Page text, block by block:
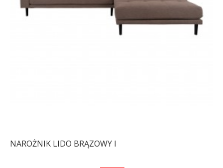
NAROŻNIK LIDO BRĄZOWY I